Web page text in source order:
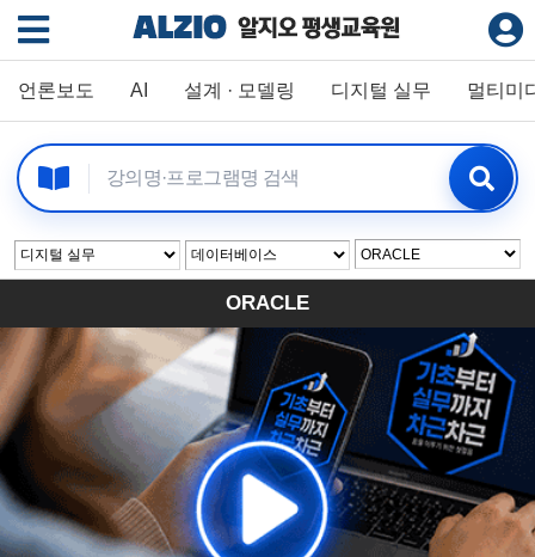
언론보도 AI 설계 · 모델링 디지털 실무 멀티미
ORACLE